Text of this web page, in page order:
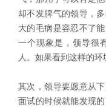
却不发脾气的领导，
大的毛病是容忍不了
一个现象是，领导很
人。如果看到这样的环
其次，领导要愿意从
面试的时候就能发现